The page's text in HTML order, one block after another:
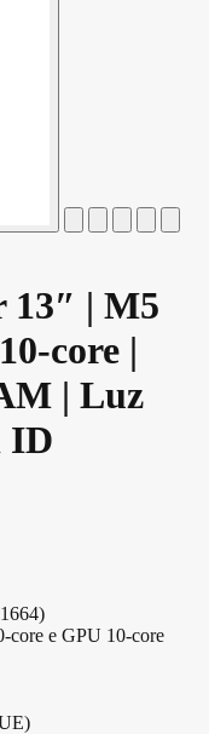
| M5
|
| Luz
ID
e GPU 10‑core